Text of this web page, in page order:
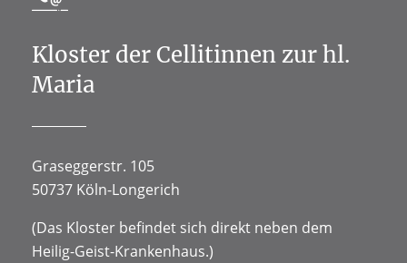
Kloster der Cellitinnen zur hl.
Maria
Graseggerstr. 105
50737 Köln-Longerich
(Das Kloster befindet sich direkt neben dem
Heilig-Geist-Krankenhaus.)